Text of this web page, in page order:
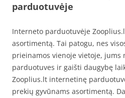
parduotuvėje
Interneto parduotuvėje
asortimentą. Tai patogu, nes
prieinamos vienoje vietoje, jums
parduotuves ir gaišti daugybę
Zooplius.lt internetinę
prekių gyvūnams asortimentą.